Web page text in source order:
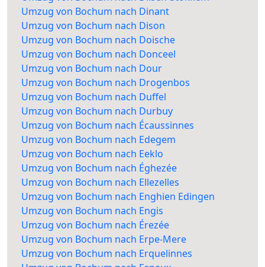
Umzug von Bochum nach Dinant
Umzug von Bochum nach Dison
Umzug von Bochum nach Doische
Umzug von Bochum nach Donceel
Umzug von Bochum nach Dour
Umzug von Bochum nach Drogenbos
Umzug von Bochum nach Duffel
Umzug von Bochum nach Durbuy
Umzug von Bochum nach Écaussinnes
Umzug von Bochum nach Edegem
Umzug von Bochum nach Eeklo
Umzug von Bochum nach Éghezée
Umzug von Bochum nach Ellezelles
Umzug von Bochum nach Enghien Edingen
Umzug von Bochum nach Engis
Umzug von Bochum nach Érezée
Umzug von Bochum nach Erpe-Mere
Umzug von Bochum nach Erquelinnes